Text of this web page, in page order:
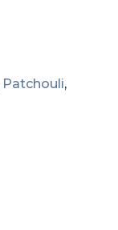
Patchouli,